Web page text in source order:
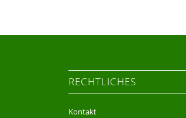
RECHTLICHES
Kontakt